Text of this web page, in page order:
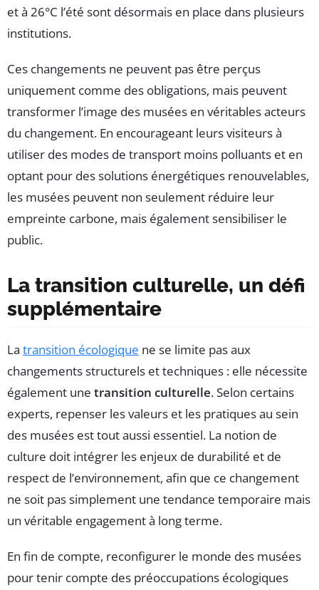
et à 26°C l’été sont désormais en place dans plusieurs
institutions.
Ces changements ne peuvent pas être perçus
uniquement comme des obligations, mais peuvent
transformer l’image des musées en véritables acteurs
du changement. En encourageant leurs visiteurs à
utiliser des modes de transport moins polluants et en
optant pour des solutions énergétiques renouvelables,
les musées peuvent non seulement réduire leur
empreinte carbone, mais également sensibiliser le
public.
La transition culturelle, un défi
supplémentaire
La transition écologique ne se limite pas aux
changements structurels et techniques : elle nécessite
également une transition culturelle. Selon certains
experts, repenser les valeurs et les pratiques au sein
des musées est tout aussi essentiel. La notion de
culture doit intégrer les enjeux de durabilité et de
respect de l’environnement, afin que ce changement
ne soit pas simplement une tendance temporaire mais
un véritable engagement à long terme.
En fin de compte, reconfigurer le monde des musées
pour tenir compte des préoccupations écologiques